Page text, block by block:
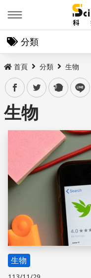
分類
首頁 分類 生物
facebooktwitter plurk line
生物
生物